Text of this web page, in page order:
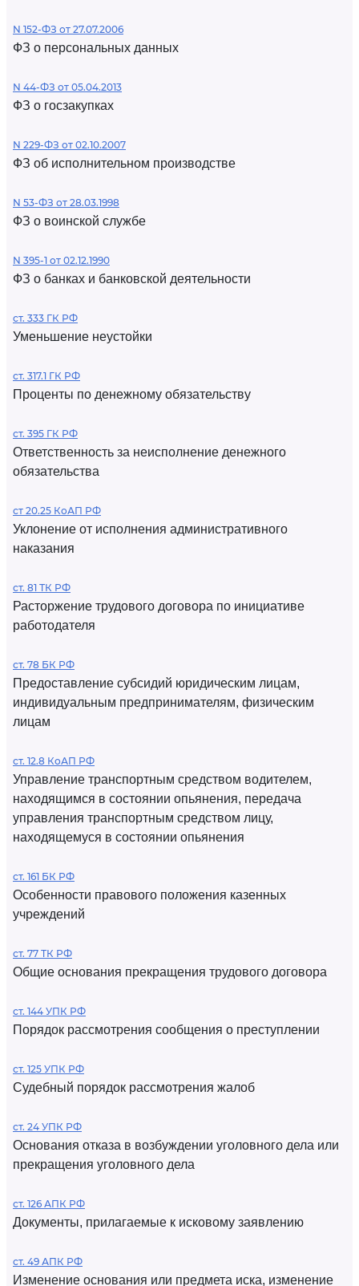
N 152-ФЗ от 27.07.2006
ФЗ о персональных данных
N 44-ФЗ от 05.04.2013
ФЗ о госзакупках
N 229-ФЗ от 02.10.2007
ФЗ об исполнительном производстве
N 53-ФЗ от 28.03.1998
ФЗ о воинской службе
N 395-1 от 02.12.1990
ФЗ о банках и банковской деятельности
ст. 333 ГК РФ
Уменьшение неустойки
ст. 317.1 ГК РФ
Проценты по денежному обязательству
ст. 395 ГК РФ
Ответственность за неисполнение денежного
обязательства
ст 20.25 КоАП РФ
Уклонение от исполнения административного
наказания
ст. 81 ТК РФ
Расторжение трудового договора по инициативе
работодателя
ст. 78 БК РФ
Предоставление субсидий юридическим лицам,
индивидуальным предпринимателям, физическим
лицам
ст. 12.8 КоАП РФ
Управление транспортным средством водителем,
находящимся в состоянии опьянения, передача
управления транспортным средством лицу,
находящемуся в состоянии опьянения
ст. 161 БК РФ
Особенности правового положения казенных
учреждений
ст. 77 ТК РФ
Общие основания прекращения трудового договора
ст. 144 УПК РФ
Порядок рассмотрения сообщения о преступлении
ст. 125 УПК РФ
Судебный порядок рассмотрения жалоб
ст. 24 УПК РФ
Основания отказа в возбуждении уголовного дела или
прекращения уголовного дела
ст. 126 АПК РФ
Документы, прилагаемые к исковому заявлению
ст. 49 АПК РФ
Изменение основания или предмета иска, изменение